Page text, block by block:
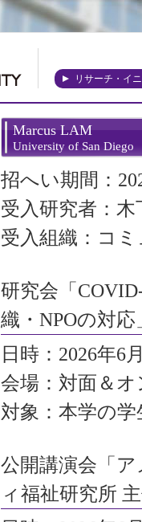
リサーチ・イ
Marcus LAM
University of San Diego
招へい期間：
受入研究者：
受入組織：コ
研究会「
織・NPOの対
日時：2026年6
会場：対面＆
対象：本学の
公開講演会「
ィ福祉研究所